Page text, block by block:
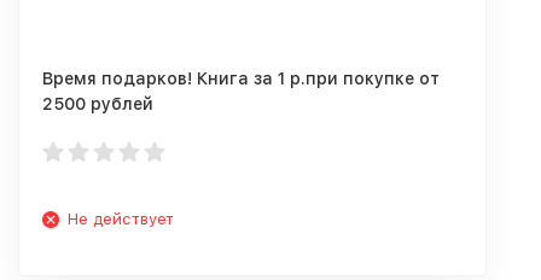
Время подарков! Книга за 1 р.при покупке от
2500 рублей
Не действует